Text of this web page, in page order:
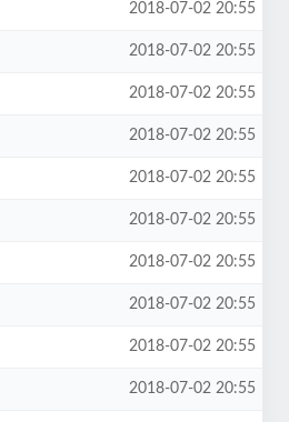
2018-07-02 20:55
2018-07-02 20:55
2018-07-02 20:55
2018-07-02 20:55
2018-07-02 20:55
2018-07-02 20:55
2018-07-02 20:55
2018-07-02 20:55
2018-07-02 20:55
2018-07-02 20:55